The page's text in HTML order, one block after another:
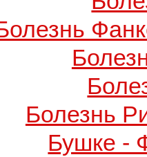
Болезнь
Бушке -